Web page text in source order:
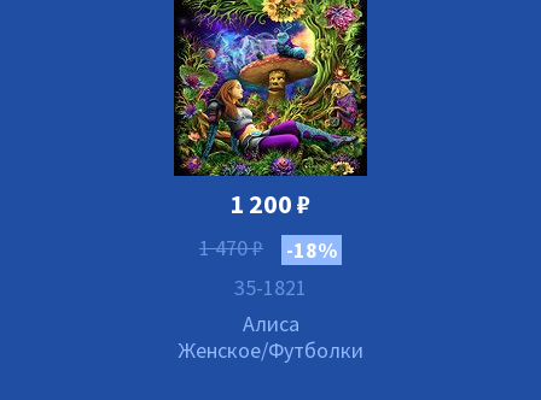
1 200₽
1 470₽
-18%
35-1821
Алиса
Женское/Футболки